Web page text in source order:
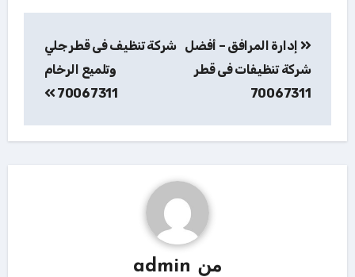
المقالات
إدارة المرافق – أفضل
شركة تنظيفات فى قطر
70067311
شركة تنظيف فى قطر جلي
وتلميع الرخام
70067311
من admin